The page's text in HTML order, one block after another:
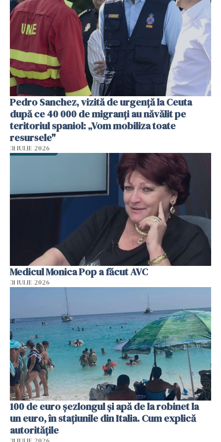
Pedro Sanchez, vizită de urgență la Ceuta
după ce 40 000 de migranți au năvălit pe
teritoriul spaniol: „Vom mobiliza toate
resursele"
31 IULIE 2026
Medicul Monica Pop a făcut AVC
31 IULIE 2026
100 de euro șezlongul și apă de la robinet la
un euro, în stațiunile din Italia. Cum explică
autoritățile